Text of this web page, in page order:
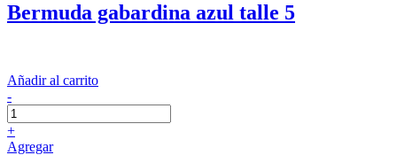
Bermuda gabardina azul talle 5
Añadir al carrito
-
+
Agregar